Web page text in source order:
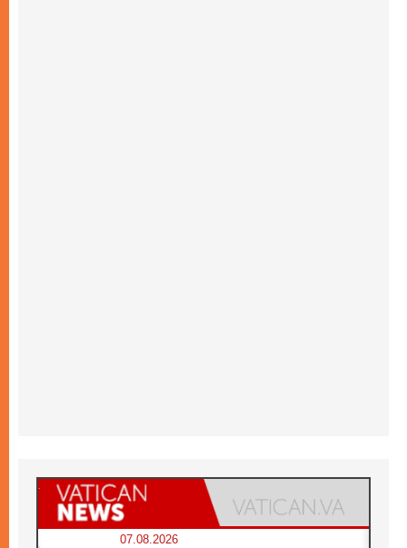
07.08.2026